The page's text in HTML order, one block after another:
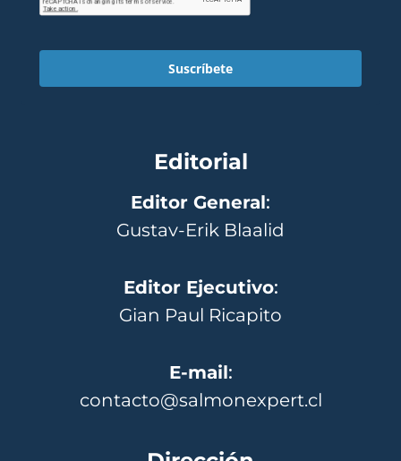
Suscríbete
Editorial
Editor General:
Gustav-Erik Blaalid
Editor Ejecutivo:
Gian Paul Ricapito
E-mail:
contacto@salmonexpert.cl